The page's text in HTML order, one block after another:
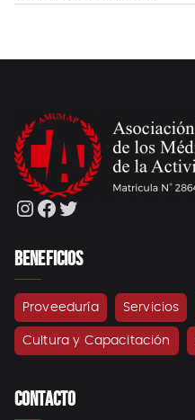
Instagram
Facebook
Twitter
BENEFICIOS
Proveeduría Servicios
Cultura y Capacitación
CONTACTO